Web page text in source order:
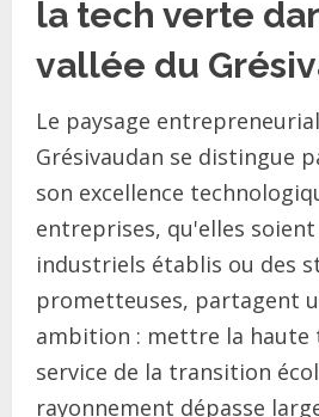
la tech verte
vallée du
Le paysage
Grésivaudan se distingue
son excellence
entreprises, qu'elles
industriels établis ou des
prometteuses, partagent
ambition : mettre la haute
service de la transition
rayonnement dépasse